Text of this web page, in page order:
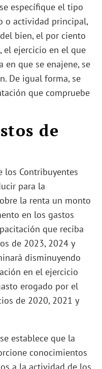
específique el tipo
o actividad principal,
bien, el por ciento
el ejercicio en el que
en que se enajene, se
De igual forma, se
que compruebe
de
los Contribuyentes
para la
la renta un monto
en los gastos
que reciba
de 2023, 2024 y
disminuyendo
en el ejercicio
erogado por el
de 2020, 2021 y
establece que la
conocimientos
a la actividad de los